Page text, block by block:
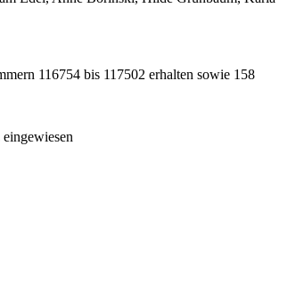
116754 bis 117502 erhalten sowie 158